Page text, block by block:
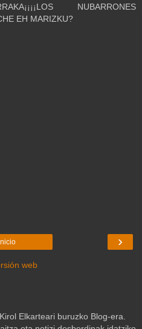
NUBARRONES
EH MARIZKU?
›
web
Elkarteari buruzko Blog-era.